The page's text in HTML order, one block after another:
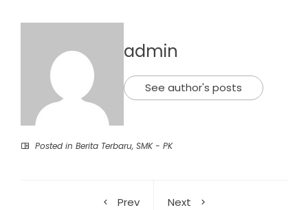
admin
See author's posts
Posted in Berita Terbaru, SMK - PK
Prev
Next